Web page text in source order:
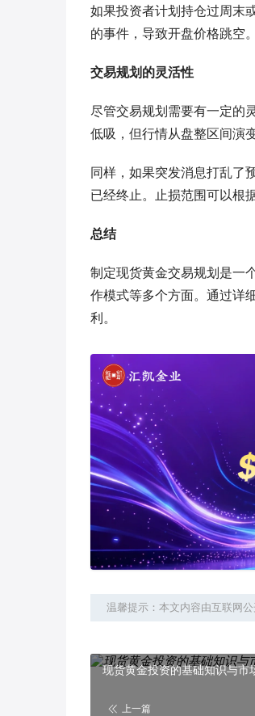
如果投资者计划持仓过周末
的事件，导致开盘价格跳空
交易规划的灵活性
尽管交易规划需要有一定的
低吸，但行情从盘整区间演
同样，如果突发消息打乱了
已经终止。止损范围可以根
总结
制定现货黄金交易规划是一
作模式等多个方面。通过详
利。
温馨提示：本文内容由互联网
现货黄金投资的基础知识与市
上一篇